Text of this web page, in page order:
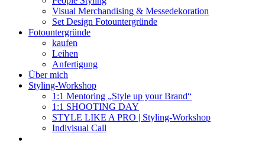
Visual Merchandising & Messedekoration
Set Design Fotountergründe
Fotountergründe
kaufen
Leihen
Anfertigung
Über mich
Styling-Workshop
1:1 Mentoring „Style up your Brand“
1:1 SHOOTING DAY
STYLE LIKE A PRO | Styling-Workshop
Indivisual Call